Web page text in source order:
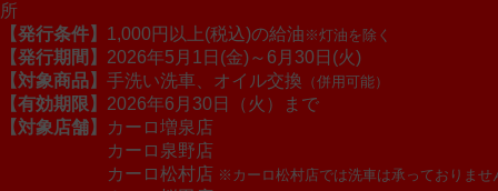
所
【発行条件】 1,000円以上(税込)の給油 ※灯油を除く
【発行期間】 2026年5月1日(金)～6月30日(火)
【対象商品】 手洗い洗車、オイル交換 （併用可能）
【有効期限】 2026年6月30日（火）まで
【対象店舗】
カーロ増泉店
カーロ泉野店
カーロ松村店 ※カーロ松村店では洗車は承っておりませ